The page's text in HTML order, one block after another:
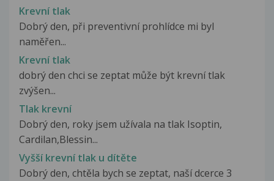
Krevní tlak
Dobrý den, při preventivní prohlídce mi byl
naměřen...
Krevní tlak
dobrý den chci se zeptat může být krevní tlak
zvýšen...
Tlak krevní
Dobrý den, roky jsem užívala na tlak Isoptin,
Cardilan,Blessin...
Vyšší krevní tlak u dítěte
Dobrý den, chtěla bych se zeptat, naší dcerce 3